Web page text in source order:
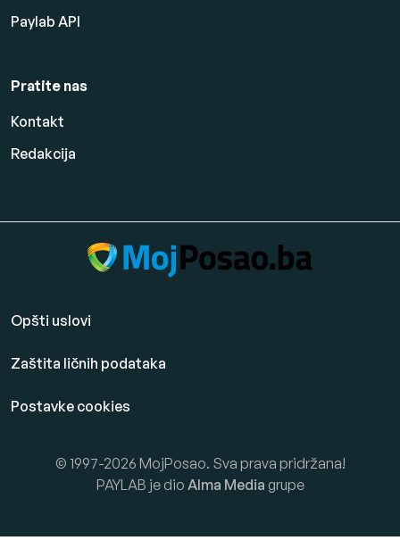
Paylab API
Pratite nas
Kontakt
Redakcija
Opšti uslovi
Zaštita ličnih podataka
Postavke cookies
© 1997-2026 MojPosao. Sva prava pridržana!
PAYLAB je dio Alma Media grupe